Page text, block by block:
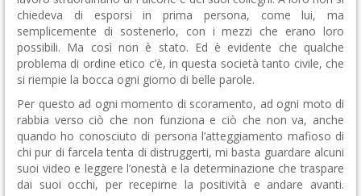
chiedeva di esporsi in prima persona, come lui, ma
semplicemente di sostenerlo, con i mezzi che erano loro
possibili. Ma così non è stato. Ed è evidente che qualche
problema di ordine etico c’è, in questa società tanto civile, che
si riempie la bocca ogni giorno di belle parole.
Per questo ad ogni momento di scoramento, ad ogni moto di
rabbia verso ciò che non funziona e ciò che non va, anche
quando ho conosciuto di persona l’atteggiamento mafioso di
chi pur di farcela tenta di distruggerti, mi basta guardare alcuni
suoi video e leggere l’onestà e la determinazione che traspare
dai suoi occhi, per recepirne la positività e andare avanti.